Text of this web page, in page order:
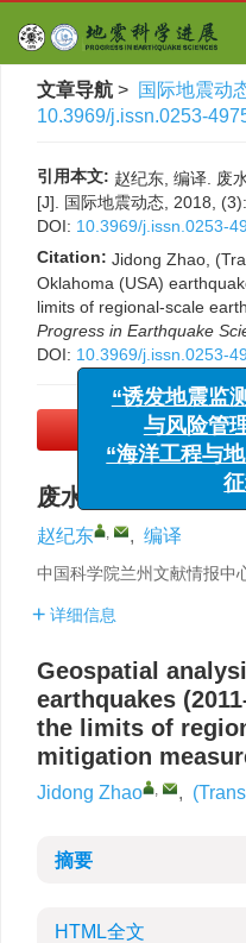
文章导航 > 国际地震动
10.3969/j.issn.0253-
引用本文: 赵纪东, 编译. 废
[J]. 国际地震动态, 2018,
DOI: 10.3969/j.issn.0253-
Citation: Jidong Zhao,
Oklahoma (USA)
limits of regional-scale
Progress in Earthquake
DOI: 10.3969/j.issn.0253-
废水注入与诱发地
赵纪东 , , 编译
中国科学院兰州文献情报中
详细信息
Geospatial
earthquakes
the limits of
mitigation
Jidong Zhao , ,
摘要
HTML全文
“诱发地震监
与风险管
“海洋工程与